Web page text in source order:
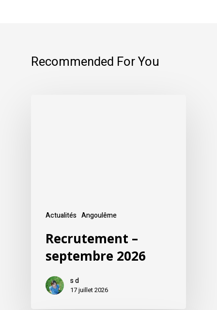
Recommended For You
Actualités Angoulême
Recrutement –
septembre 2026
s d
17 juillet 2026